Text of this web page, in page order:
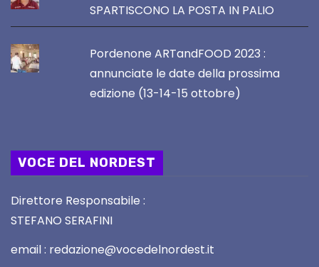
SPARTISCONO LA POSTA IN PALIO
Pordenone ARTandFOOD 2023 :
annunciate le date della prossima
edizione (13-14-15 ottobre)
VOCE DEL NORDEST
Direttore Responsabile :
STEFANO SERAFINI
email : redazione@vocedelnordest.it